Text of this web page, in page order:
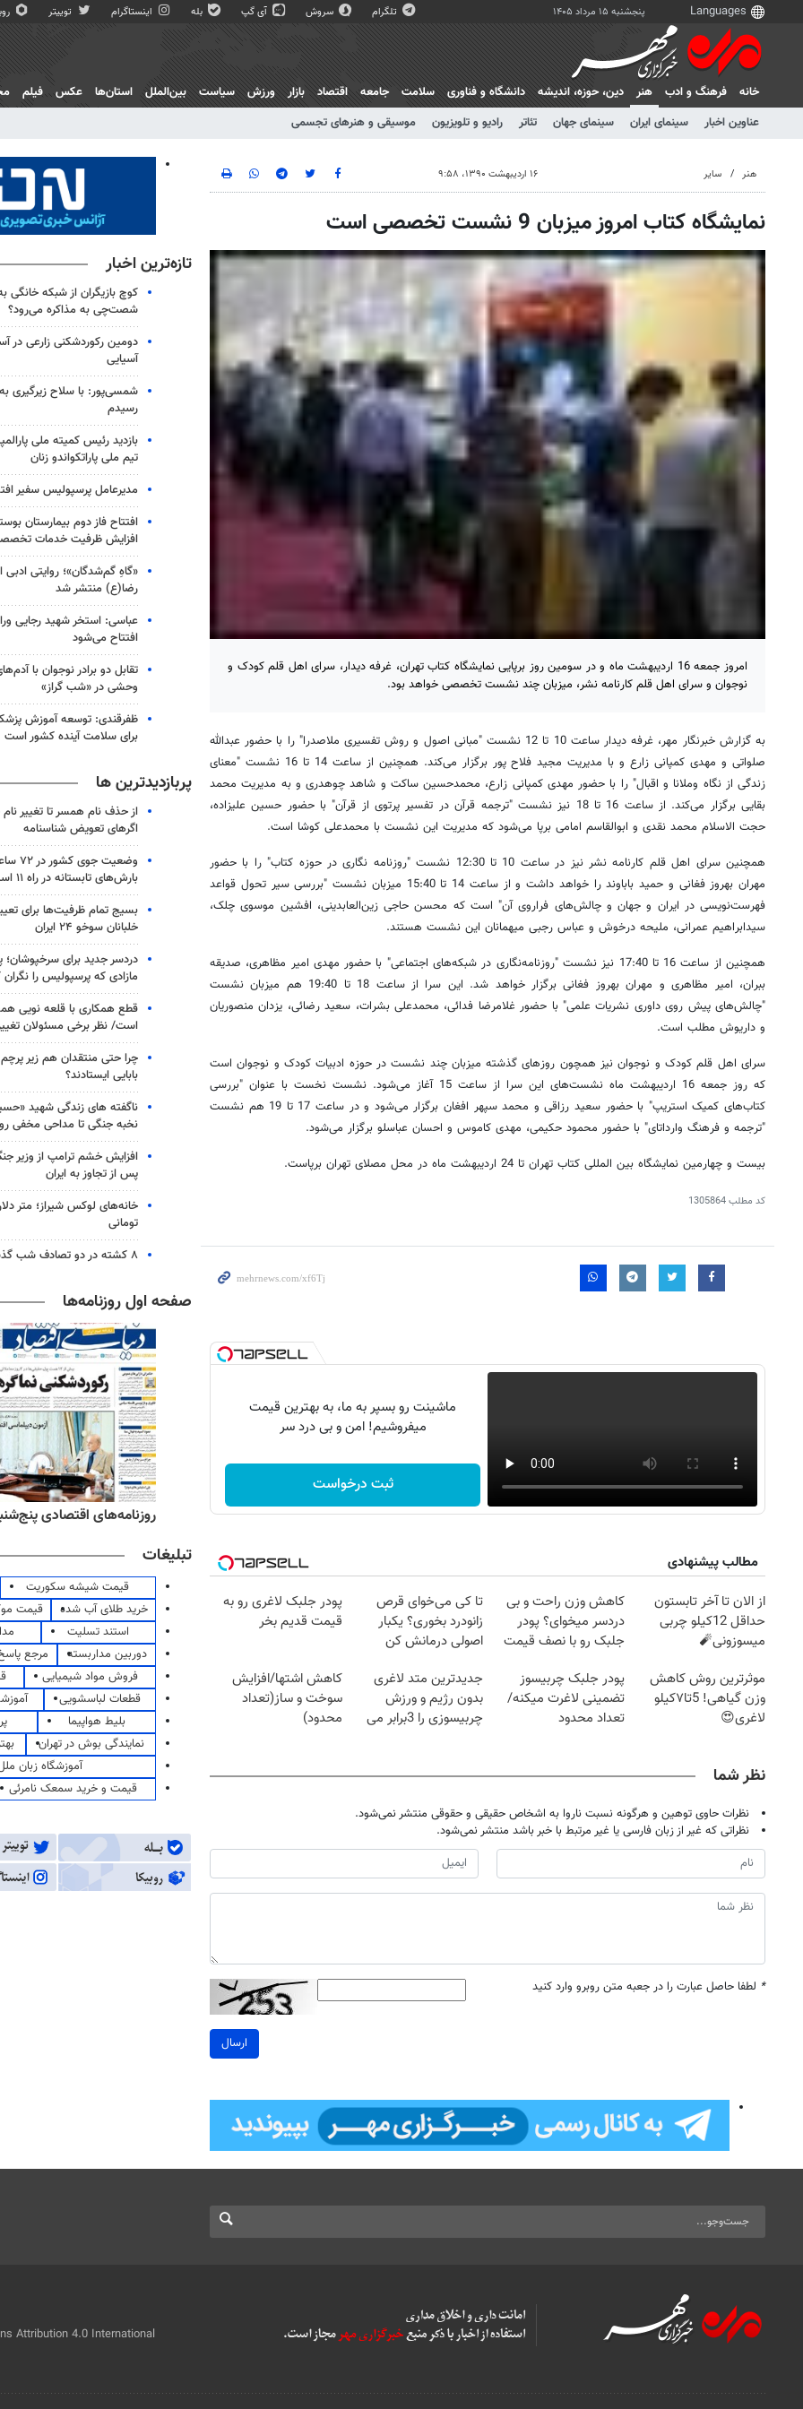
پنجشنبه ۱۵ مرداد ۱۴۰۵ تلگرام سروش آی گپ بله اینستاگرام توییتر
خانه فرهنگ و ادب
هنر
عناوین اخبار
سینمای ایران سینمای جهان تئاتر رادیو و تلویزیون موسیقی و هنرهای تجسمی
دين، حوزه، انديشه دانشگاه و فناوری سلامت جامعه اقتصاد بازار ورزش سیاست بین‌الملل استان‌ها عکس فیلم
هنر سایر ۱۶ اردیبهشت ۱۳۹۰، ۹:۵۸
نمایشگاه کتاب امروز میزبان 9 نشست تخصصی است
امروز جمعه 16 اردیبهشت ماه و در سومین روز برپایی نمایشگاه کتاب تهران، غرفه دیدار، سرای اهل قلم کودک و
نوجوان و سرای اهل قلم کارنامه نشر، میزبان چند نشست تخصصی خواهد بود.
به گزارش خبرنگار مهر، غرفه دیدار ساعت 10 تا 12 نشست "مبانی اصول و روش تفسیری ملاصدرا" را با حضور عبدالله
صلواتی و مهدی کمپانی زارع و با مدیریت مجید فلاح پور برگزار می‌کند. همچنین از ساعت 14 تا 16 نشست "معنای
زندگی از نگاه وملانا و اقبال" را با حضور مهدی کمپانی زارع، محمدحسین ساکت و شاهد چوهدری و به مدیریت محمد
بقایی برگزار می‌کند. از ساعت 16 تا 18 نیز نشست "ترجمه قرآن در تفسیر پرتوی از قرآن" با حضور حسین علیزاده،
حجت الاسلام محمد نقدی و ابوالقاسم امامی برپا می‌شود که مدیریت این نشست با محمدعلی کوشا است.
همچنین سرای اهل قلم کارنامه نشر نیز در ساعت 10 تا 12:30 نشست "روزنامه نگاری در حوزه کتاب" را با حضور
مهران بهروز فغانی و حمید باباوند را خواهد داشت و از ساعت 14 تا 15:40 میزبان نشست "بررسی سیر تحول قواعد
فهرست‌نویسی در ایران و جهان و چالش‌های فراروی آن" است که محسن حاجی زین‌العابدینی، افشین موسوی چلک،
سیدابراهیم عمرانی، ملیحه درخوش و عباس رجبی میهمانان این نشست هستند.
همچنین از ساعت 16 تا 17:40 نیز نشست "روزنامه‌نگاری در شبکه‌های اجتماعی" با حضور مهدی امیر مظاهری، صدیقه
ببران، امیر مظاهری و مهران بهروز فغانی برگزار خواهد شد. این سرا از ساعت 18 تا 19:40 هم میزبان نشست
"چالش‌های پیش روی داوری نشریات علمی" با حضور غلامرضا فدائی، محمدعلی بشرات، سعید رضائی، یزدان منصوریان
و داریوش مطلب است.
سرای اهل قلم کودک و نوجوان نیز همچون روزهای گذشته میزبان چند نشست در حوزه ادبیات کودک و نوجوان است
که روز جمعه 16 اردیبهشت ماه نشست‌های این سرا از ساعت 15 آغاز می‌شود. نشست نخست با عنوان "بررسی
کتاب‌های کمیک استریپ" با حضور سعید رزاقی و محمد سپهر افغان برگزار می‌شود و در ساعت 17 تا 19 هم نشست
"ترجمه و فرهنگ وارداتای" با حضور محمود حکیمی، مهدی کاموس و احسان عباسلو برگزار می‌شود.
بیست و چهارمین نمایشگاه بین المللی کتاب تهران تا 24 اردیبهشت ماه در محل مصلای تهران برپاست.
کد مطلب1305864
ماشینت رو بسپر به ما، به بهترین قیمت
میفروشیم! امن و بی درد سر
ثبت درخواست
مطالب پیشنهادی
از الان تا آخر تابستون
حداقل 12کیلو چربی
میسوزونی🧨
کاهش وزن راحت و بی
دردسر میخوای؟ پودر
جلبک رو با نصف قیمت
تا کی می‌خوای قرص
زانودرد بخوری؟ یکبار
اصولی درمانش کن
پودر جلبک لاغری رو به
قیمت قدیم بخر
موثرترین روش کاهش
وزن گیاهی! 5تا۷کیلو
لاغری😍
پودر جلبک چربیسوز
تضمینی لاغرت میکنه/
تعداد محدود
جدیدترین متد لاغری
بدون رژیم و ورزش
چربیسوزی را 3برابر می
کاهش اشتها/افزایش
سوخت و ساز(تعداد
محدود)
نظر شما
نظرات حاوی توهین و هرگونه نسبت ناروا به اشخاص حقیقی و حقوقی منتشر نمی‌شود.
نظراتی که غیر از زبان فارسی یا غیر مرتبط با خبر باشد منتشر نمی‌شود.
* لطفا حاصل عبارت را در جعبه متن روبرو وارد کنید
ارسال
تازه‌ترین اخبار
کوچ بازیگران از شبکه خانگی
شصت‌چی به مذاکره می‌رود؟
دومین رکوردشکنی زارعی در
آسیایی
شمسی‌پور: با سلاح زیرگیری
رسیدم
بازدید رئیس کمیته ملی
تیم ملی پاراتکواندو زنان
مدیرعامل پرسپولیس سفیر
افتتاح فاز دوم بیمارستان
افزایش ظرفیت خدمات
«گاهِ گم‌شدگان»؛ روایتی ادبی
رضا(ع) منتشر شد
عباسی: استخر شهید رجایی
افتتاح می‌شود
تقابل دو برادر نوجوان با
وحشی در «شب گراز»
ظفرقندی: توسعه آموزش
برای سلامت آینده کشور است
پربازدیدترین ها
از حذف نام همسر تا تغییر نام
اگرهای تعویض شناسنامه
وضعیت
بارش‌های تابستانه در راه ۱۱ استان
بسیج تمام ظرفیت‌ها برای
خلبانان سوخو ۲۴ ایران
دردسر جدید برای سرخپوشان؛
مازادی که پرسپولیس را نگران
قطع همکاری با قلعه نویی
است/ نظر برخی مسئولان
چرا حتی منتقدان هم زیر
بابایی ایستادند؟
ناگفته های زندگی شهید
نخبه جنگی تا مداحی مخفی
افزایش خشم ترامپ از وزیر
پس از تجاوز به ایران
خانه‌های لوکس شیراز؛ متر
تومانی
۸ کشته در دو تصادف شب گذشته
صفحه اول روزنامه‌ها
روزنامه‌های اقتصادی چهارشنبه ۱۴ مرداد ۱۴۰۵ روزنامه‌های ورزشی پنج‌شنبه ۱۵ مرداد ۱۴۰۵ روزنامه‌های اقتصادی پنج‌شنبه ۱۵ مرداد
تبلیغات
قیمت شیشه سکوریت
خرید طلای آب شده
قیمت
استند تسلیت
دوربین مداربسته
مرجع
فروش مواد شیمیایی
قطعات لباسشویی
بلیط هواپیما
نمایندگی بوش در تهران
آموزشگاه زبان
قیمت و خرید سمعک نامرئی
Attribution 4.0 International